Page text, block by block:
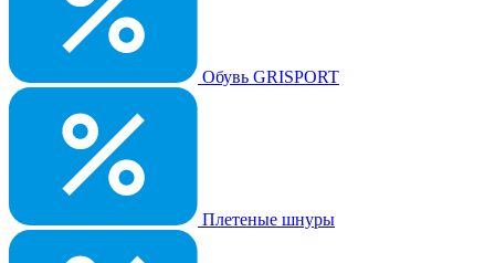
Обувь GRISPORT
Плетеные шнуры